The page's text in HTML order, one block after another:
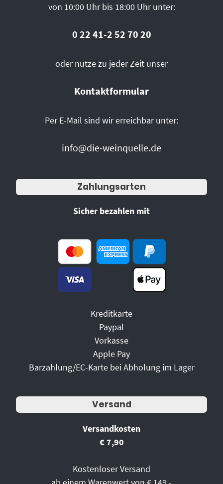
von 10:00 Uhr bis 18:00 Uhr unter:
0 22 41-2 52 70 20
oder nutze zu jeder Zeit unser
Kontaktformular
Per E-Mail sind wir erreichbar unter:
info@die-weinquelle.de
Zahlungsarten
Sicher bezahlen mit
Kreditkarte
Paypal
Vorkasse
Apple Pay
Barzahlung/EC-Karte bei Abholung im Lager
Versand
Versandkosten
€ 7,90
Kostenloser Versand